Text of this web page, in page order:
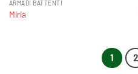
ARMADI BATTENTI
Miria
1 2